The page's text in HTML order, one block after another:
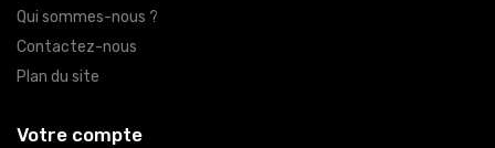
Qui sommes-nous ?
Contactez-nous
Plan du site
Votre compte